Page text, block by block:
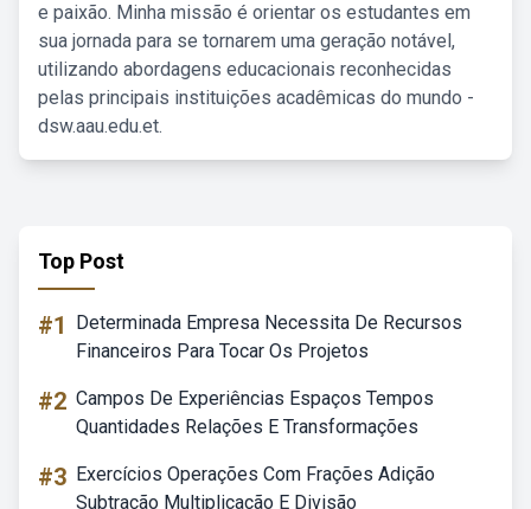
e paixão. Minha missão é orientar os estudantes em
sua jornada para se tornarem uma geração notável,
utilizando abordagens educacionais reconhecidas
pelas principais instituições acadêmicas do mundo -
dsw.aau.edu.et.
Top Post
#1
Determinada Empresa Necessita De Recursos
Financeiros Para Tocar Os Projetos
#2 Campos De Experiências Espaços Tempos
Quantidades Relações E Transformações
#3 Exercícios Operações Com Frações Adição
Subtração Multiplicação E Divisão